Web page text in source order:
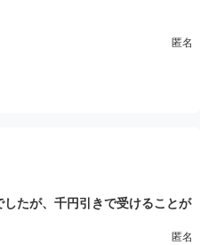
匿名
たが、千円引きで受けることが
でした。
匿名